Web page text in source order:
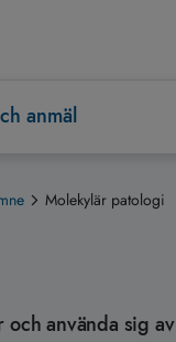
anmäl
Molekylär patologi
och använda sig av